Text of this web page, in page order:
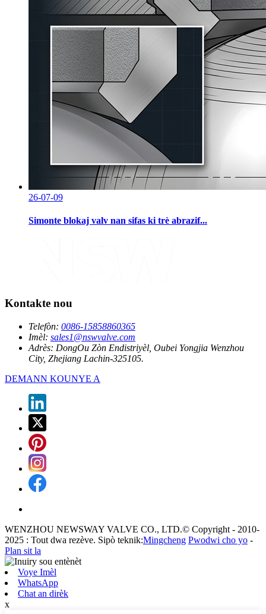
26-07-09
Simonte blokaj valv nan sifas ki trè abrazif...
Kontakte nou
Telefòn: 0086-15858860365
Imèl: sales1@nswvalve.com
Adrès: DongOu Zòn Endistriyèl, Oubei Yongjia Wenzhou
City, Zhejiang Lachin-325105.
DEMANN KOUNYE A
WENZHOU NEWSWAY VALVE CO., LTD.© Copyright - 2010-
2025 : Tout dwa rezève. Sipò teknik:Mingcheng Pwodwi cho yo -
Plan sit la
Voye Imèl
WhatsApp
Chat an dirèk
x